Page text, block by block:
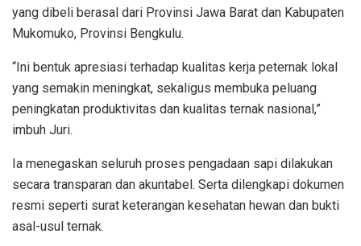
yang dibeli berasal dari Provinsi Jawa Barat dan Kabupaten
Mukomuko, Provinsi Bengkulu.
“Ini bentuk apresiasi terhadap kualitas kerja peternak lokal
yang semakin meningkat, sekaligus membuka peluang
peningkatan produktivitas dan kualitas ternak nasional,”
imbuh Juri.
Ia menegaskan seluruh proses pengadaan sapi dilakukan
secara transparan dan akuntabel. Serta dilengkapi dokumen
resmi seperti surat keterangan kesehatan hewan dan bukti
asal-usul ternak.